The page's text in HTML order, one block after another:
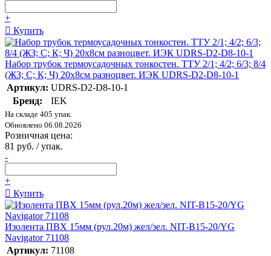
+
Купить
Набор трубок термоусадочных тонкостен. ТТУ 2/1; 4/2; 6/3; 8/4
(ЖЗ; С; К; Ч) 20х8см разноцвет. ИЭК UDRS-D2-D8-10-1
Артикул: UDRS-D2-D8-10-1
Бренд:
IEK
На складе 405 упак.
Обновлено 06.08.2026
Розничная цена:
81 руб. / упак.
-
+
Купить
Изолента ПВХ 15мм (рул.20м) жел/зел. NIT-B15-20/YG
Navigator 71108
Артикул: 71108